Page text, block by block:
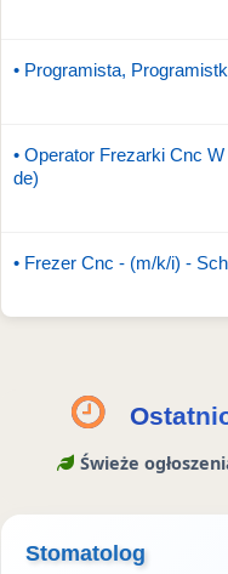
• Programista,
• Operator Frezarki Cnc
de)
• Frezer Cnc - (m/k/i) -
Świeże
Stomatolog